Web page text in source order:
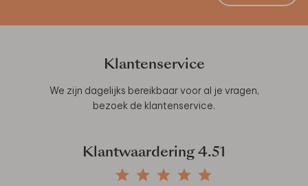
Klantenservice
We zijn dagelijks bereikbaar voor al je vragen,
bezoek de klantenservice.
Klantwaardering 4.51